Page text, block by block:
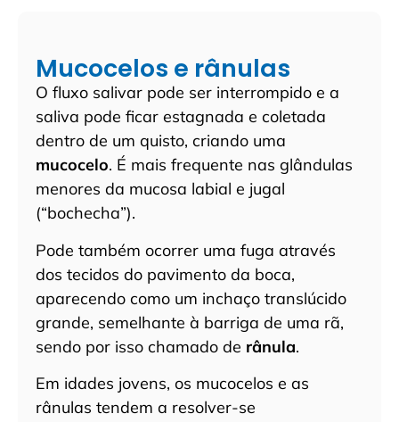
Mucocelos e rânulas
O fluxo salivar pode ser interrompido e a
saliva pode ficar estagnada e coletada
dentro de um quisto, criando uma
mucocelo. É mais frequente nas glândulas
menores da mucosa labial e jugal
(“bochecha”).
Pode também ocorrer uma fuga através
dos tecidos do pavimento da boca,
aparecendo como um inchaço translúcido
grande, semelhante à barriga de uma rã,
sendo por isso chamado de rânula.
Em idades jovens, os mucocelos e as
rânulas tendem a resolver-se